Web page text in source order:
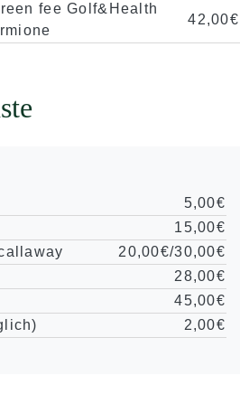
fee Golf&Health
42,00€
5,00€
15,00€
20,00€/30,00€
28,00€
45,00€
2,00€